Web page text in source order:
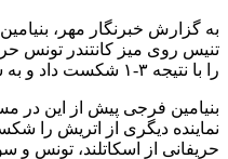
به گزارش خبرنگار مهر،
تنیس روی میز کانتندر تونس
را با نتیجه ۳-۱ شکست داد و به سکوی قهرمانی دست یافت.
بنیامین فرجی پیش از این در
نماینده دیگری از اتریش را
حریفانی از اسکاتلند، تونس و